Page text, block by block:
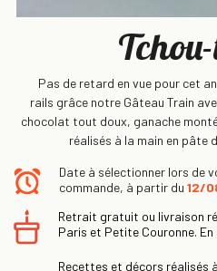
Pas de retard en vue pour cet
rails grâce notre Gâteau Train
chocolat tout doux, ganache
réalisés à la main en pâte
Date à sélectionner lors de
commande, à partir du 12/
Retrait gratuit ou livraison
Paris et Petite Couronne.
Recettes et décors réalisés